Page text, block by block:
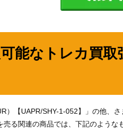
能なトレカ買
）【UAPR/SHY-1-052】」の他、
る関連の商品では、下記のような